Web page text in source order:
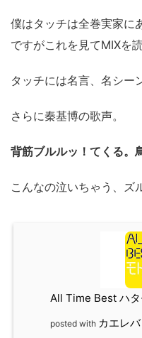
僕はタッチは全巻実家に
ですがこれを見てMIXを
タッチには名言、名シー
さらに秦基博の歌声。
背筋ブルルッ！てくる。
こんなの泣いちゃう、ズ
All Time Best ハ
posted with カエレバ